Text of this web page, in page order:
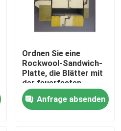
Ordnen Sie eine
Rockwool-Sandwich-
Platte, die Blätter mit
der feuerfesten
Polyurethan-Dichtung
überdacht
Anfrage absenden